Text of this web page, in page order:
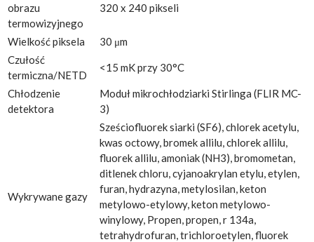
obrazu
termowizyjnego
320 x 240 pikseli
Wielkość piksela
30 μm
Czułość
termiczna/NETD
<15 mK przy 30°C
Chłodzenie
detektora
Moduł mikrochłodziarki Stirlinga (FLIR MC-
3)
Wykrywane gazy
Sześciofluorek siarki (SF6), chlorek acetylu,
kwas octowy, bromek allilu, chlorek allilu,
fluorek allilu, amoniak (NH3), bromometan,
ditlenek chloru, cyjanoakrylan etylu, etylen,
furan, hydrazyna, metylosilan, keton
metylowo-etylowy, keton metylowo-
winylowy, Propen, propen, r 134a,
tetrahydrofuran, trichloroetylen, fluorek